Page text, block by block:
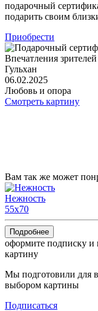
подарочный
подарить своим
Приобрести
Впечатления
Гульхан
06.02.2025
Любовь и опора
Смотреть картину
Вам так же может
Нежность
55x70
Подробнее
оформите подписку и
картину
Мы подготовили для
выбором картины
Подписаться